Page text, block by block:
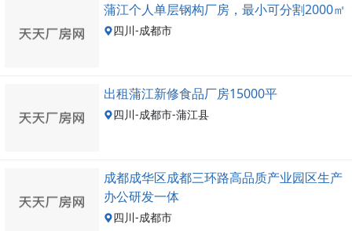
蒲江个人单层钢构厂房，最小可分割2000㎡
四川-成都市
出租蒲江新修食品厂房15000平
四川-成都市-蒲江县
成都成华区成都三环路高品质产业园区生产
办公研发一体
四川-成都市